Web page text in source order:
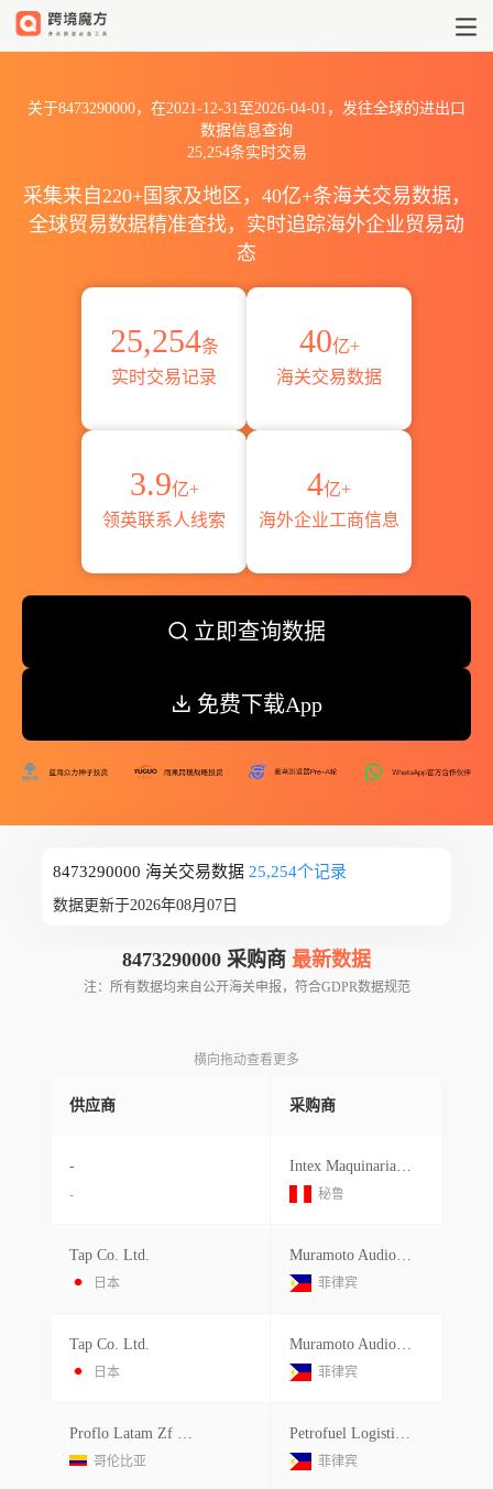
关于8473290000，在2021-12-31至2026-04-01，发往全球的进出口
数据信息查询
25,254条实时交易
采集来自220+国家及地区，40亿+条海关交易数据，
全球贸易数据精准查找，实时追踪海外企业贸易动
态
25,254条
实时交易记录
40亿+
海关交易数据
3.9亿+
领英联系人线索
4亿+
海外企业工商信息
立即查询数据
免费下载App
8473290000 海关交易数据 25,254个记录
数据更新于2026年08月07日
8473290000 采购商 最新数据
注：所有数据均来自公开海关申报，符合GDPR数据规范
横向拖动查看更多
供应商 采购商
-
-
Intex Maquinarias E Insumos Textiles S.a.c.
秘鲁
Tap Co. Ltd.
日本
Muramoto Audio Visual Phil Inc.
菲律宾
Tap Co. Ltd.
日本
Muramoto Audio Visual Phil Inc.
菲律宾
Proflo Latam Zf S.a.s.
哥伦比亚
Petrofuel Logistics Inc.
菲律宾